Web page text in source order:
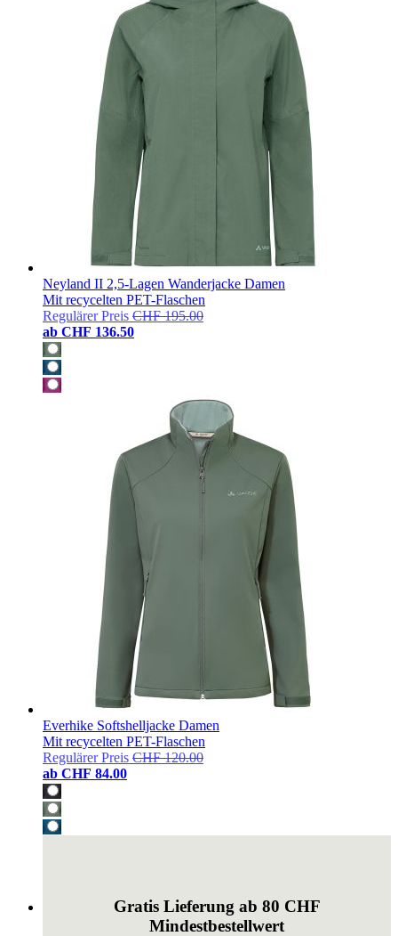
Neyland II 2,5-Lagen Wanderjacke Damen
Mit recycelten PET-Flaschen
Regulärer Preis CHF 195.00
ab CHF 136.50
Everhike Softshelljacke Damen
Mit recycelten PET-Flaschen
Regulärer Preis CHF 120.00
ab CHF 84.00
Gratis Lieferung ab 80 CHF
Mindestbestellwert